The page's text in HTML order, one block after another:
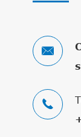

